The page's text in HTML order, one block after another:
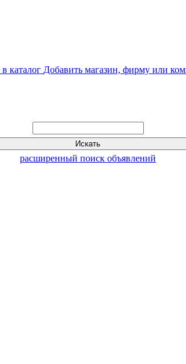
Добавить магазин, фирму или
расширенный поиск объявлений